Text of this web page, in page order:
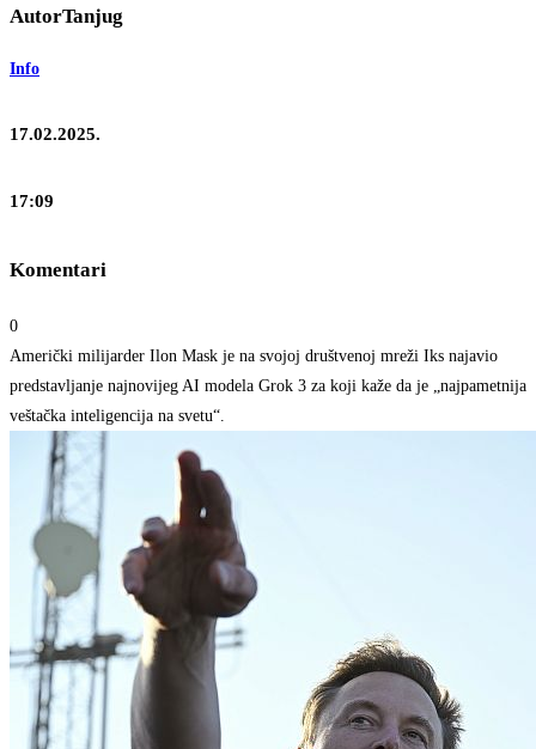
AutorTanjug
Info
17.02.2025.
17:09
Komentari
0
Američki milijarder Ilon Mask je na svojoj društvenoj mreži Iks najavio
predstavljanje najnovijeg AI modela Grok 3 za koji kaže da je „najpametnija
veštačka inteligencija na svetu“.